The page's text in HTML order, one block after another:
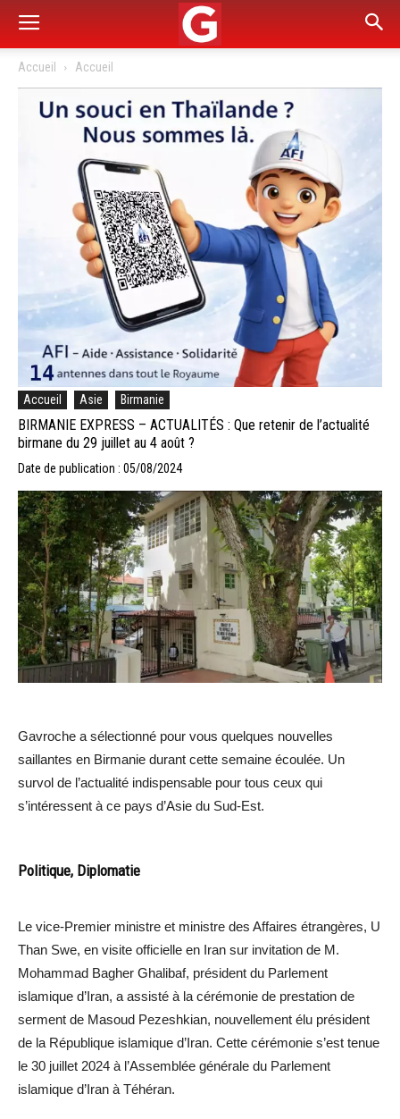
Accueil Accueil
Accueil Asie Birmanie
BIRMANIE EXPRESS – ACTUALITÉS : Que retenir de l’actualité
birmane du 29 juillet au 4 août ?
Date de publication : 05/08/2024
Gavroche a sélectionné pour vous quelques nouvelles
saillantes en Birmanie durant cette semaine écoulée. Un
survol de l’actualité indispensable pour tous ceux qui
s’intéressent à ce pays d’Asie du Sud-Est.
Politique, Diplomatie
Le vice-Premier ministre et ministre des Affaires étrangères, U
Than Swe, en visite officielle en Iran sur invitation de M.
Mohammad Bagher Ghalibaf, président du Parlement
islamique d’Iran, a assisté à la cérémonie de prestation de
serment de Masoud Pezeshkian, nouvellement élu président
de la République islamique d’Iran. Cette cérémonie s’est tenue
le 30 juillet 2024 à l’Assemblée générale du Parlement
islamique d’Iran à Téhéran.